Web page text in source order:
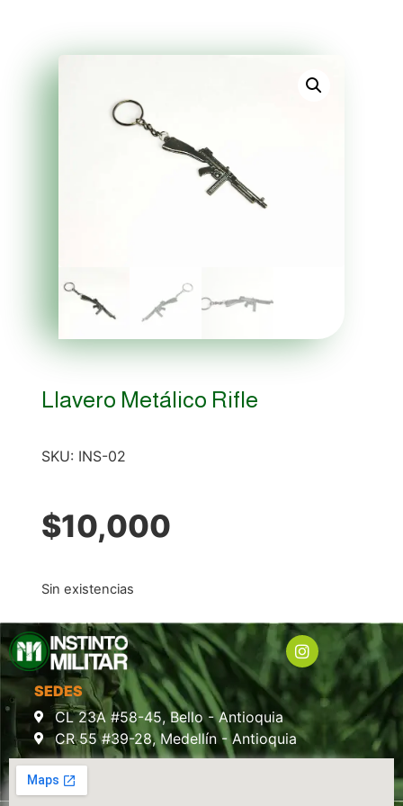
Llavero Metálico Rifle
SKU: INS-02
$10,000
Sin existencias
SEDES
CL 23A #58-45, Bello - Antioquia
CR 55 #39-28, Medellín - Antioquia